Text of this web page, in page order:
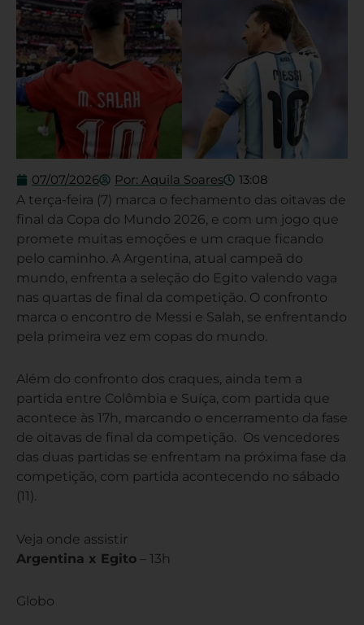
07/07/2026 Por: Aquila Soares 13:08
A terça-feira (7) marca o fechamento das oitavas de
final da Copa do Mundo 2026, e com um jogo que
promete muitas emoções e um craque ficando
pelo caminho. A Argentina, atual campeã do
mundo, enfrenta a seleção do Egito valendo vaga
nas quartas de final da competição. O confronto
marca o encontro de Messi e Salah, se enfrentando
pela primeira vez em copas do mundo.
Além do confronto dos craques, ainda tem a
partida entre Colômbia e Suíça, com partida que
acontece às 17h, marcando o encerramento da fase
de oitavas de final da competição. Os vencedores
das duas partidas se enfrentam na próxima fase da
competição, com partida acontecendo no sábado
(11).
Veja onde assistir
Argentina x Egito – 13h
Globo